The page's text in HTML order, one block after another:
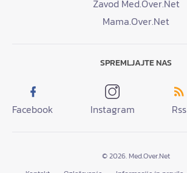
Zavod Med.Over.Net
Mama.Over.Net
SPREMLJAJTE NAS
Facebook Instagram Rss
© 2026. Med.Over.Net